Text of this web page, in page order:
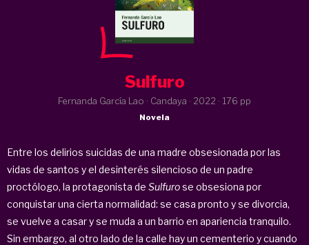
Sulfuro
Fernanda García Lao · Candaya · 2022 · 176 pp
Novela
Entre los delirios suicidas de una madre obsesionada por las
vidas de santos y el desinterés silencioso de un padre
proctólogo, la protagonista de Sulfurose obsesiona por
conquistar una cierta normalidad: se casa pronto y se divorcia,
se vuelve a casar y se muda a un barrio en apariencia tranquilo.
Sin embargo, al otro lado de la calle hay un cementerio y cuando